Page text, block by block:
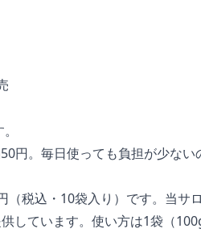
円。毎日使っても負担が少ない
税込・10袋入り）です。当サ
しています。使い方は1袋（